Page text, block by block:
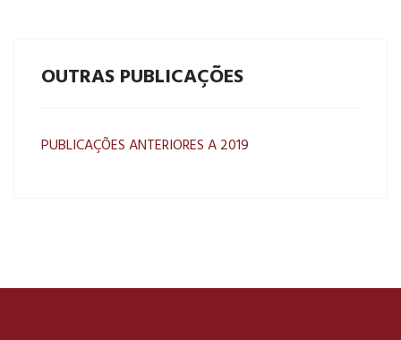
OUTRAS PUBLICAÇÕES
PUBLICAÇÕES ANTERIORES A 2019